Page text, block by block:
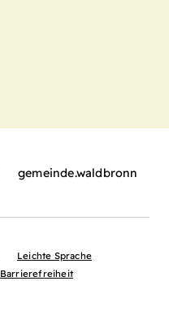
gemeinde.waldbronn
Leichte Sprache
Barrierefreiheit